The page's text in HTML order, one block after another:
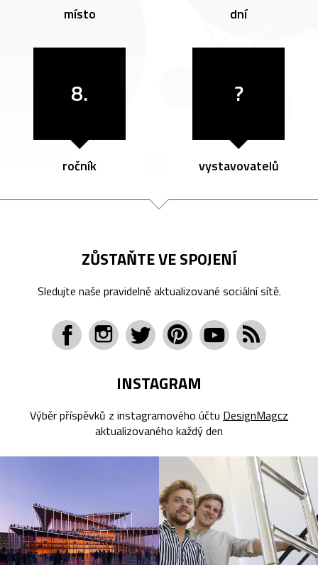
místo dní
8.
ročník
?
vystavovatelů
ZŮSTAŇTE VE SPOJENÍ
Sledujte naše pravidelně aktualizované sociální sítě.
INSTAGRAM
Výběr příspěvků z instagramového účtu DesignMagcz
aktualizovaného každý den